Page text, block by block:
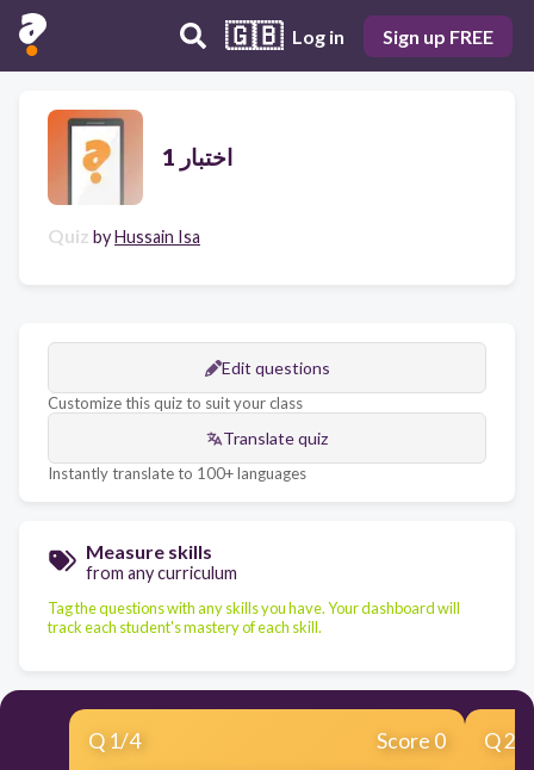
🇬🇧 Log in Sign up FREE
اختبار 1
Quiz byHussain Isa
Edit questions
Customize this quiz to suit your class
Translate quiz
Instantly translate to 100+ languages
Measure skills
from any curriculum
Tag the questions with any skills you have. Your dashboard will
track each student's mastery of each skill.
Q 1/4 Score 0 Q2